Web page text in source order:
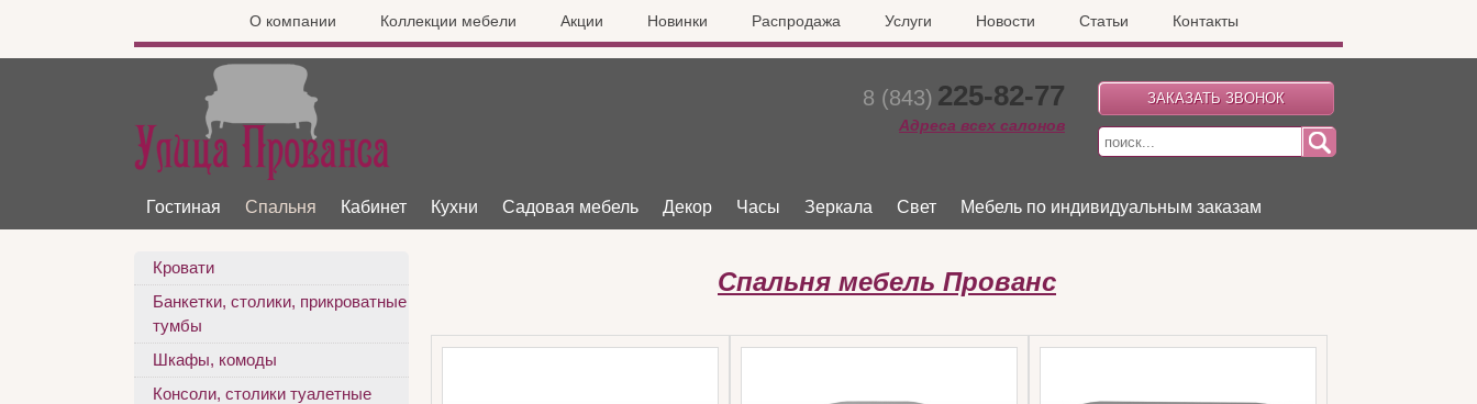
О компании Коллекции мебели Акции Новинки Распродажа Услуги Новости Статьи Контакты
8 (843) 225-82-77
Адреса всех салонов
Гостиная Спальня Кабинет Кухни Садовая мебель Декор Часы Зеркала Свет Мебель по индивидуальным заказам
Спальня мебель Прованс
Кровати
Банкетки, столики, прикроватные
тумбы
Шкафы, комоды
Консоли, столики туалетные